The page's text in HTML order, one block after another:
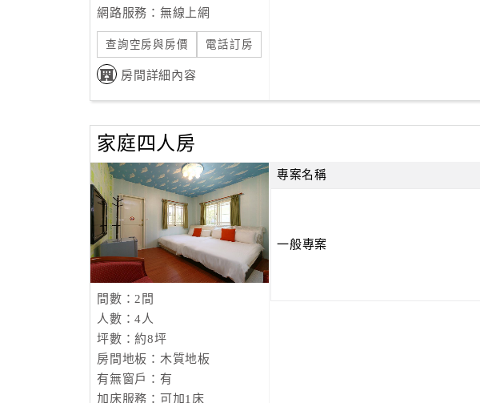
網路服務：無線上網
查詢空房與房價 電話訂房
房間詳細內容
家庭四人房
間數：2間
人數：4人
坪數：約8坪
房間地板：木質地板
有無窗戶：有
加床服務：可加1床
專案名稱
一般專案